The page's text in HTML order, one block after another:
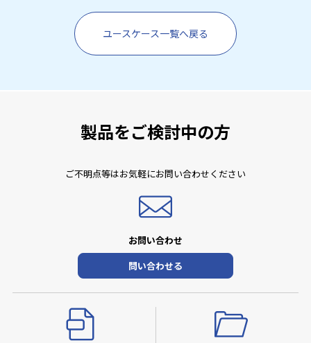
ユースケース一覧へ戻る
製品をご検討中の方
ご不明点等はお気軽にお問い合わせください
お問い合わせ
問い合わせる